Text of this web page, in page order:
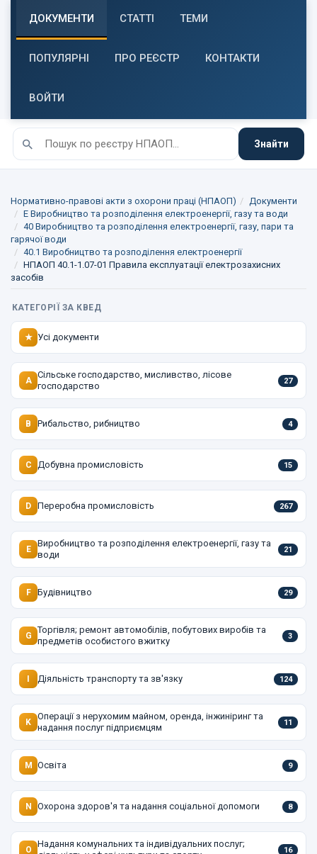
ДОКУМЕНТИ СТАТТІ ТЕМИ
ПОПУЛЯРНІ ПРО РЕЄСТР КОНТАКТИ
ВОЙТИ
Знайти
Нормативно-правові акти з охорони праці (НПАОП)
Документи
E Виробництво та розподілення електроенергії, газу та води
40 Виробництво та розподілення електроенергії, газу, пари та
гарячої води
40.1 Виробництво та розподілення електроенергії
НПАОП 40.1-1.07-01 Правила експлуатації електрозахисних
засобів
КАТЕГОРІЇ ЗА КВЕД
★ Усі документи
A
Сільське господарство, мисливство, лісове
господарство
27
B Рибальство, рибництво 4
C Добувна промисловість 15
D Переробна промисловість 267
E
Виробництво та розподілення електроенергії, газу та
води
21
F Будівництво 29
G
Торгівля; ремонт автомобілів, побутових виробів та
предметів особистого вжитку
3
I Діяльність транспорту та зв'язку 124
K
Операції з нерухомим майном, оренда, інжиніринг та
надання послуг підприємцям
11
M Освіта 9
N Охорона здоров'я та надання соціальної допомоги 8
O
Надання комунальних та індивідуальних послуг;
16